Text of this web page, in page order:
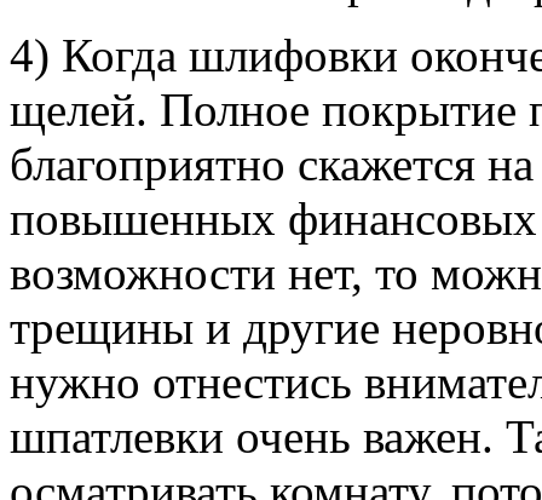
4) Когда шлифовки
щелей. Полное покрытие
благоприятно скажется
повышенных финансовых
возможности нет, то
трещины и другие
нужно отнестись
шпатлевки очень важен.